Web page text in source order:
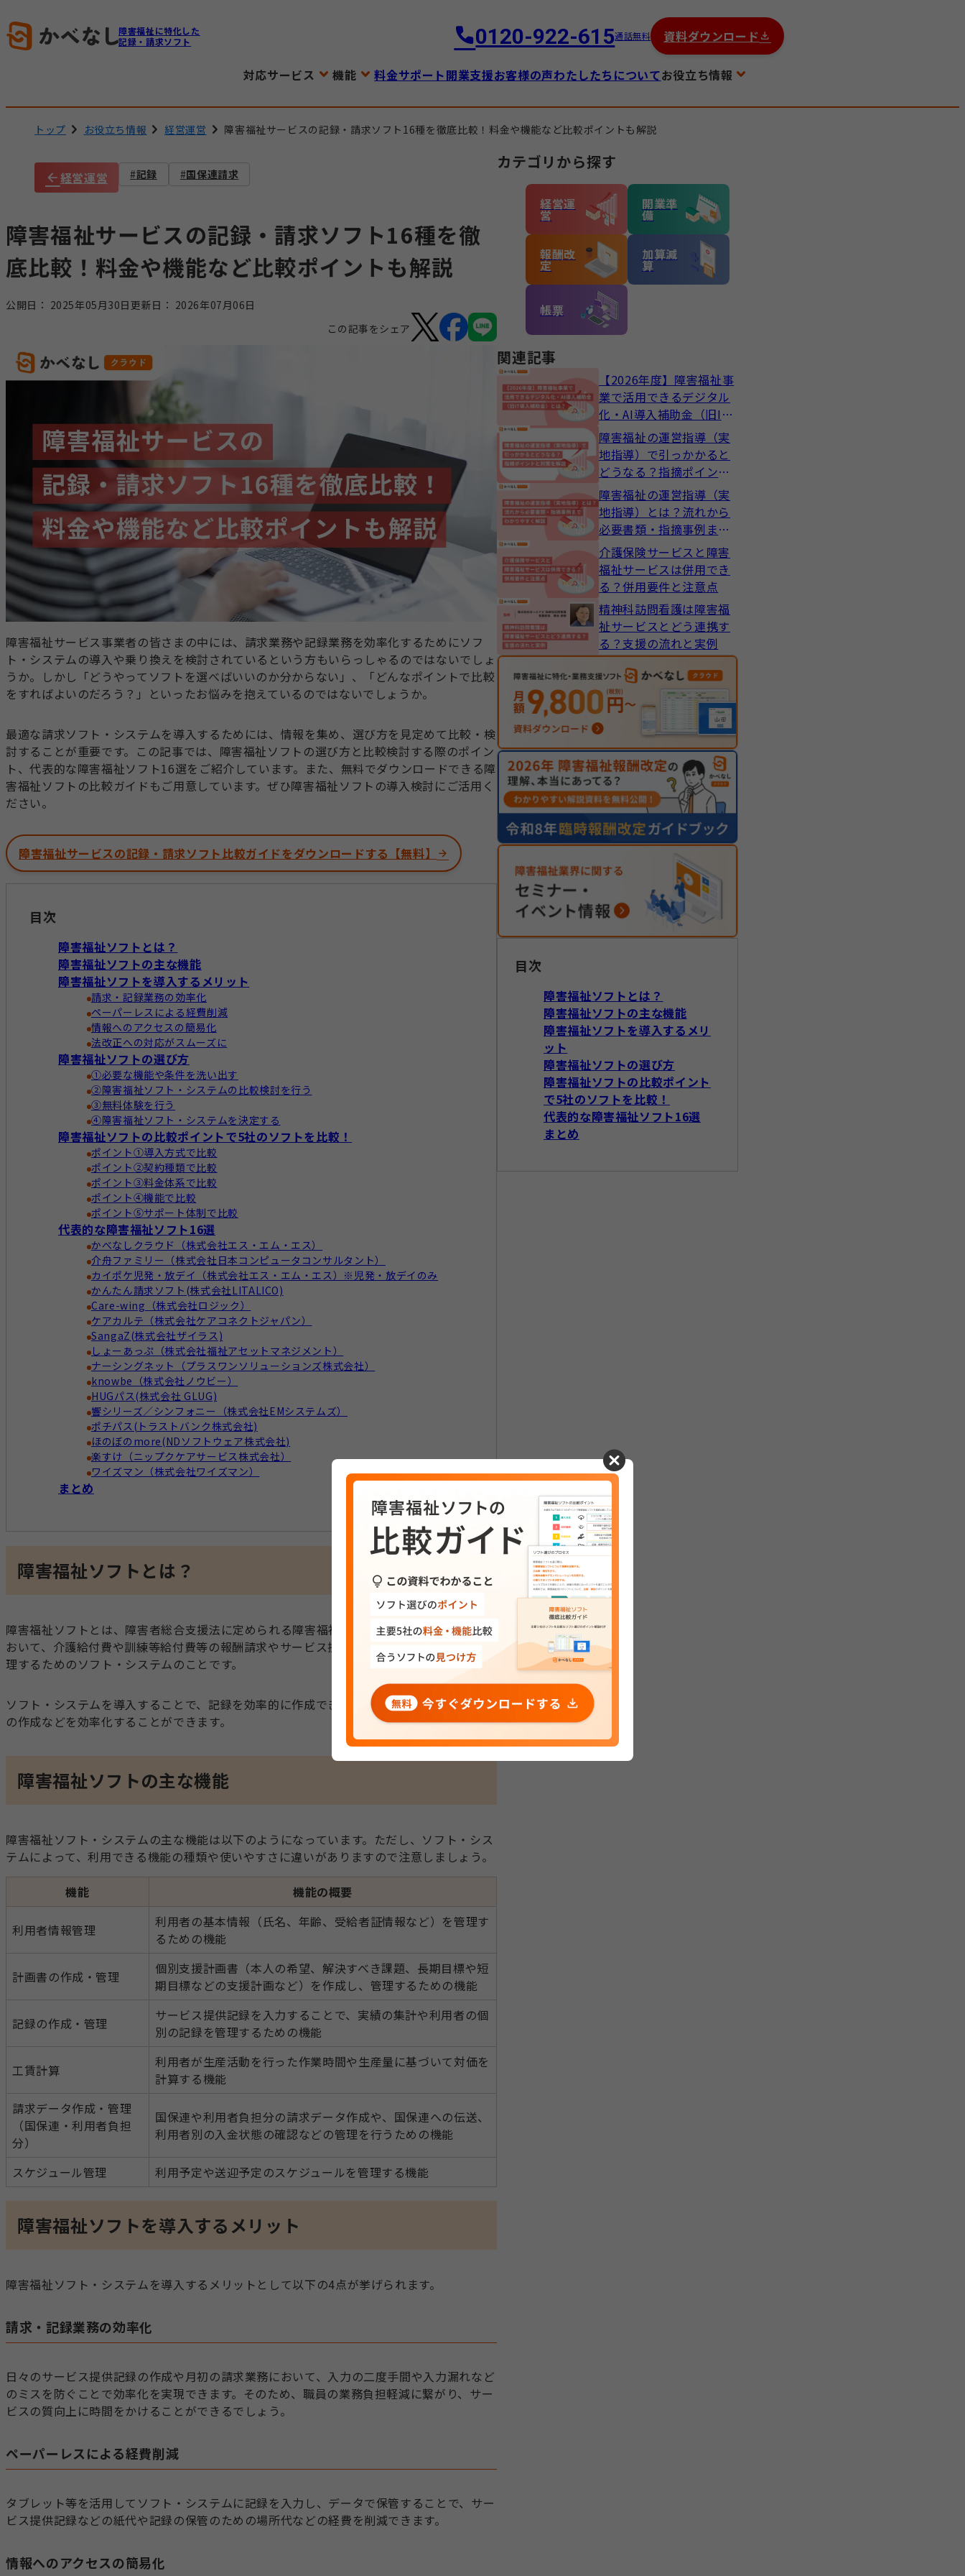
障害福祉に特化した
記録・請求ソフト
0120-922-615通話無料 資料ダウンロード
対応サービス 機能 料金サポート開業支援お客様の声わたしたちについてお役立ち情報
トップ お役立ち情報 経営運営 障害福祉サービスの記録・請求ソフト16種を徹底比較！料金や機能など比較ポイントも解説
経営運営 記録 国保連請求
障害福祉サービスの記録・請求ソフト16種を徹
底比較！料金や機能など比較ポイントも解説
公開日： 2025年05月30日更新日： 2026年07月06日
この記事をシェア
障害福祉サービス事業者の皆さまの中には、請求業務や記録業務を効率化するためにソフ
ト・システムの導入や乗り換えを検討されているという方もいらっしゃるのではないでしょ
うか。しかし「どうやってソフトを選べばいいのか分からない」、「どんなポイントで比較
をすればよいのだろう？」といったお悩みを抱えているのではないでしょうか。
最適な請求ソフト・システムを導入するためには、情報を集め、選び方を見定めて比較・検
討することが重要です。この記事では、障害福祉ソフトの選び方と比較検討する際のポイン
ト、代表的な障害福祉ソフト16選をご紹介しています。また、無料でダウンロードできる障
害福祉ソフトの比較ガイドもご用意しています。ぜひ障害福祉ソフトの導入検討にご活用く
ださい。
障害福祉サービスの記録・請求ソフト比較ガイドをダウンロードする【無料】
目次
障害福祉ソフトとは？
障害福祉ソフトの主な機能
障害福祉ソフトを導入するメリット
請求・記録業務の効率化
ペーパーレスによる経費削減
情報へのアクセスの簡易化
法改正への対応がスムーズに
障害福祉ソフトの選び方
①必要な機能や条件を洗い出す
②障害福祉ソフト・システムの比較検討を行う
③無料体験を行う
④障害福祉ソフト・システムを決定する
障害福祉ソフトの比較ポイントで5社のソフトを比較！
ポイント①導入方式で比較
ポイント②契約種類で比較
ポイント③料金体系で比較
ポイント④機能で比較
ポイント⑤サポート体制で比較
代表的な障害福祉ソフト16選
かべなしクラウド（株式会社エス・エム・エス）
介舟ファミリー（株式会社日本コンピュータコンサルタント）
カイポケ児発・放デイ（株式会社エス・エム・エス）※児発・放デイのみ
かんたん請求ソフト(株式会社LITALICO)
Care-wing（株式会社ロジック）
ケアカルテ（株式会社ケアコネクトジャパン）
SangaZ(株式会社ザイラス)
しょーあっぷ（株式会社福祉アセットマネジメント）
ナーシングネット（プラスワンソリューションズ株式会社）
knowbe（株式会社ノウビー）
HUGパス(株式会社 GLUG)
響シリーズ／シンフォニー（株式会社EMシステムズ）
ポチパス(トラストバンク株式会社)
ほのぼのmore(NDソフトウェア株式会社)
楽すけ（ニップクケアサービス株式会社）
ワイズマン（株式会社ワイズマン）
まとめ
障害福祉ソフトとは？
障害福祉ソフトとは、障害者総合支援法に定められる障害福祉サービスを提供する事業所に
おいて、介護給付費や訓練等給付費等の報酬請求やサービス提供記録などの帳票を作成・管
理するためのソフト・システムのことです。
ソフト・システムを導入することで、記録を効率的に作成でき、書類間の転記、請求データ
の作成などを効率化することができます。
障害福祉ソフトの主な機能
障害福祉ソフト・システムの主な機能は以下のようになっています。ただし、ソフト・シス
テムによって、利用できる機能の種類や使いやすさに違いがありますので注意しましょう。
機能 機能の概要
利用者情報管理
利用者の基本情報（氏名、年齢、受給者証情報など）を管理す
るための機能
計画書の作成・管理
個別支援計画書（本人の希望、解決すべき課題、長期目標や短
期目標などの支援計画など）を作成し、管理するための機能
記録の作成・管理
サービス提供記録を入力することで、実績の集計や利用者の個
別の記録を管理するための機能
工賃計算
利用者が生産活動を行った作業時間や生産量に基づいて対価を
計算する機能
請求データ作成・管理
（国保連・利用者負担
分）
国保連や利用者負担分の請求データ作成や、国保連への伝送、
利用者別の入金状態の確認などの管理を行うための機能
スケジュール管理 利用予定や送迎予定のスケジュールを管理する機能
障害福祉ソフトを導入するメリット
障害福祉ソフト・システムを導入するメリットとして以下の4点が挙げられます。
請求・記録業務の効率化
日々のサービス提供記録の作成や月初の請求業務において、入力の二度手間や入力漏れなど
のミスを防ぐことで効率化を実現できます。そのため、職員の業務負担軽減に繋がり、サー
ビスの質向上に時間をかけることができるでしょう。
ペーパーレスによる経費削減
タブレット等を活用してソフト・システムに記録を入力し、データで保管することで、サー
ビス提供記録などの紙代や記録の保管のための場所代などの経費を削減できます。
情報へのアクセスの簡易化
カテゴリから探す
経営運
営
開業準
備
報酬改
定
加算減
算
帳票
関連記事
【2026年度】障害福祉事
業で活用できるデジタル
化・AI導入補助金（旧IT
導入補助金）とは？
障害福祉の運営指導（実
地指導）で引っかかると
どうなる？指摘ポイント
と対策を解説
障害福祉の運営指導（実
地指導）とは？流れから
必要書類・指摘事例まで
わかりやすく解説
介護保険サービスと障害
福祉サービスは併用でき
る？併用要件と注意点
精神科訪問看護は障害福
祉サービスとどう連携す
る？支援の流れと実例
目次
障害福祉ソフトとは？
障害福祉ソフトの主な機能
障害福祉ソフトを導入するメリ
ット
障害福祉ソフトの選び方
障害福祉ソフトの比較ポイント
で5社のソフトを比較！
代表的な障害福祉ソフト16選
まとめ
cancel